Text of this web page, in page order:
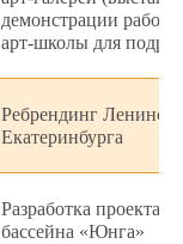
демонстрации работ
арт-школы для
Ребрендинг
Екатеринбурга
Разработка проекта
бассейна «Юнга»